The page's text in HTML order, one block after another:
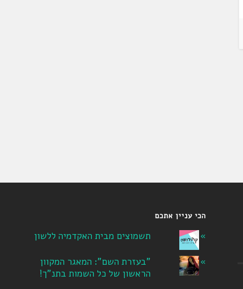
הכי עניין אתכם
תשמוצים מבית האקדמיה ללשון
"בעזרת השם": המאגר המקוון
הראשון של כל השמות בתנ"ך!